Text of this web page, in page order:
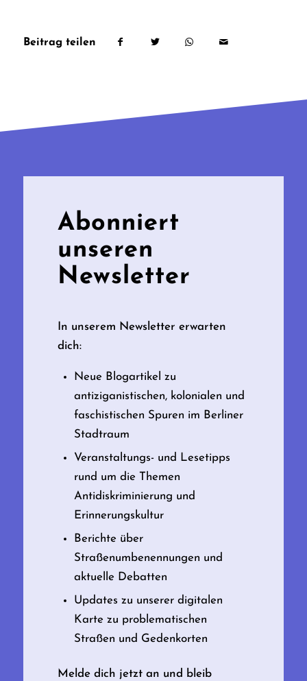
Beitrag teilen
Abonniert
unseren
Newsletter
In unserem Newsletter erwarten
dich:
Neue Blogartikel zu
antiziganistischen, kolonialen und
faschistischen Spuren im Berliner
Stadtraum
Veranstaltungs- und Lesetipps
rund um die Themen
Antidiskriminierung und
Erinnerungskultur
Berichte über
Straßenumbenennungen und
aktuelle Debatten
Updates zu unserer digitalen
Karte zu problematischen
Straßen und Gedenkorten
Melde dich jetzt an und bleib